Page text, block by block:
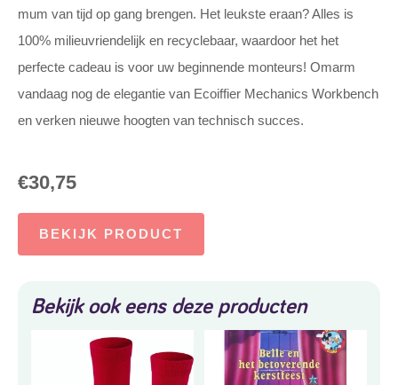
mum van tijd op gang brengen. Het leukste eraan? Alles is
100% milieuvriendelijk en recyclebaar, waardoor het het
perfecte cadeau is voor uw beginnende monteurs! Omarm
vandaag nog de elegantie van Ecoiffier Mechanics Workbench
en verken nieuwe hoogten van technisch succes.
€30,75
BEKIJK PRODUCT
Bekijk ook eens deze producten